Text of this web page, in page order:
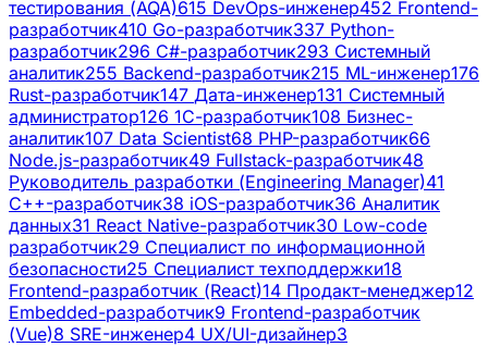
тестирования (AQA)615 DevOps-инженер452 Frontend-
разработчик410 Go-разработчик337 Python-
разработчик296 C#-разработчик293 Системный
аналитик255 Backend-разработчик215 ML-инженер176
Rust-разработчик147 Дата-инженер131 Системный
администратор126 1С-разработчик108 Бизнес-
аналитик107 Data Scientist68 PHP-разработчик66
Node.js-разработчик49 Fullstack-разработчик48
Руководитель разработки (Engineering Manager)41
C++-разработчик38 iOS-разработчик36 Аналитик
данных31 React Native-разработчик30 Low-code
разработчик29 Специалист по информационной
безопасности25 Специалист техподдержки18
Frontend-разработчик (React)14 Продакт-менеджер12
Embedded-разработчик9 Frontend-разработчик
(Vue)8 SRE-инженер4 UX/UI-дизайнер3